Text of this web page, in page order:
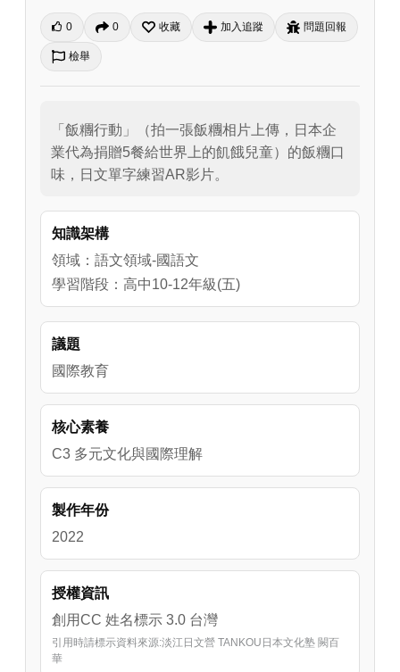
0 0 收藏 加入追蹤 問題回報
檢舉
「飯糰行動」（拍一張飯糰相片上傳，日本企
業代為捐贈5餐給世界上的飢餓兒童）的飯糰口
味，日文單字練習AR影片。
知識架構
領域：語文領域-國語文
學習階段：高中10-12年級(五)
議題
國際教育
核心素養
C3 多元文化與國際理解
製作年份
2022
授權資訊
創用CC 姓名標示 3.0 台灣
引用時請標示資料來源:淡江日文營 TANKOU日本文化塾 闕百
華